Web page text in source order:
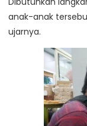
anak-anak
ujarnya.